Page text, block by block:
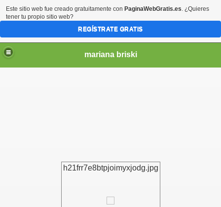
mariana briski
h21frr7e8btpjoimyxjodg.jpg
Este sitio web fue creado gratuitamente con PaginaWebGratis.es. ¿Quieres
tener tu propio sitio web?
REGÍSTRATE GRATIS